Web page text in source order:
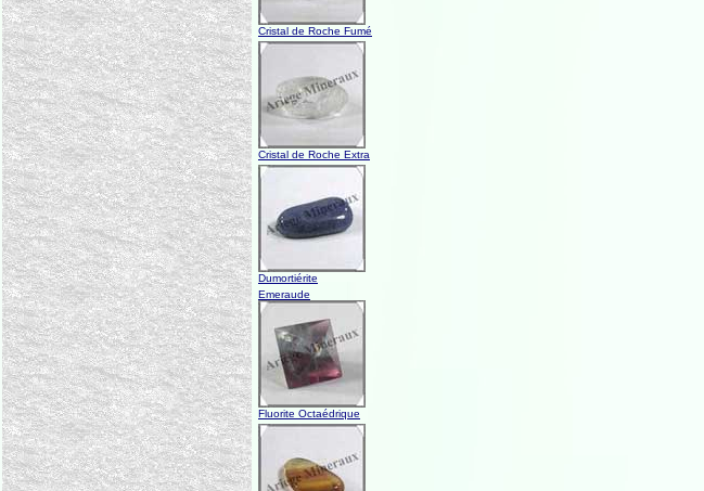
Cristal de Roche Fumé
Cristal de Roche Extra
Dumortiérite
Emeraude
Fluorite Octaédrique